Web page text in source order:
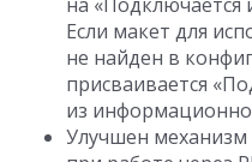
Если макет для
не найден в
присваивается
из
Улучшен механизм